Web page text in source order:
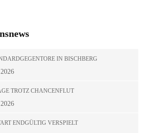
IN BISCHBERG
TROTZ CHANCENFLUT
ENDGÜLTIG VERSPIELT